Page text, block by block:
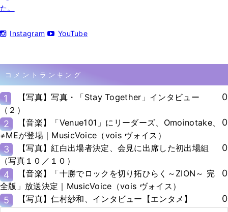
た。
Instagram YouTube
コメントランキング
1
【写真】写真・「Stay Together」インタビュー
（２）
0
2
【音楽】「Venue101」にリーダーズ、Omoinotake、
≠MEが登場｜MusicVoice（vois ヴォイス）
0
3
【写真】紅白出場者決定、会見に出席した初出場組
（写真１０／１０）
0
4
【音楽】「十勝でロックを切り拓ひらく～ZION～ 完
全版」放送決定｜MusicVoice（vois ヴォイス）
0
5 【写真】仁村紗和、インタビュー【エンタメ】 0